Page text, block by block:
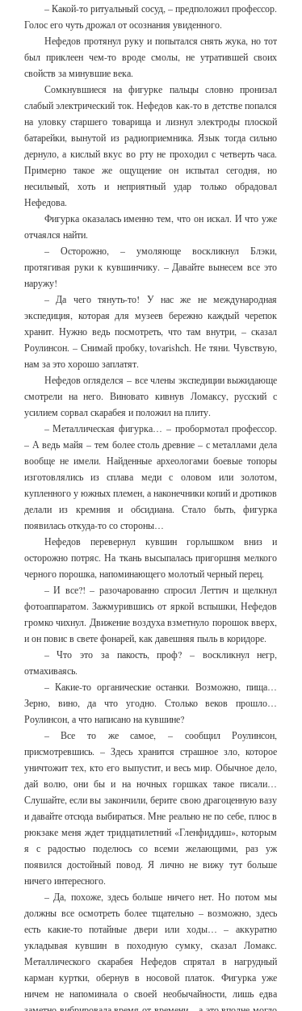
– Какой-то ритуальный сосуд, – предположил профессор.
Голос его чуть дрожал от осознания увиденного.
Нефедов протянул руку и попытался снять жука, но тот
был приклеен чем-то вроде смолы, не утратившей своих
свойств за минувшие века.
Сомкнувшиеся на фигурке пальцы словно пронизал
слабый электрический ток. Нефедов как-то в детстве попался
на уловку старшего товарища и лизнул электроды плоской
батарейки, вынутой из радиоприемника. Язык тогда сильно
дернуло, а кислый вкус во рту не проходил с четверть часа.
Примерно такое же ощущение он испытал сегодня, но
несильный, хоть и неприятный удар только обрадовал
Нефедова.
Фигурка оказалась именно тем, что он искал. И что уже
отчаялся найти.
– Осторожно, – умоляюще воскликнул Блэки,
протягивая руки к кувшинчику. – Давайте вынесем все это
наружу!
– Да чего тянуть-то! У нас же не международная
экспедиция, которая для музеев бережно каждый черепок
хранит. Нужно ведь посмотреть, что там внутри, – сказал
Роулинсон. – Снимай пробку, tovarishch. Не тяни. Чувствую,
нам за это хорошо заплатят.
Нефедов огляделся – все члены экспедиции выжидающе
смотрели на него. Виновато кивнув Ломаксу, русский с
усилием сорвал скарабея и положил на плиту.
– Металлическая фигурка… – пробормотал профессор.
– А ведь майя – тем более столь древние – с металлами дела
вообще не имели. Найденные археологами боевые топоры
изготовлялись из сплава меди с оловом или золотом,
купленного у южных племен, а наконечники копий и дротиков
делали из кремния и обсидиана. Стало быть, фигурка
появилась откуда-то со стороны…
Нефедов перевернул кувшин горлышком вниз и
осторожно потряс. На ткань высыпалась пригоршня мелкого
черного порошка, напоминающего молотый черный перец.
– И все?! – разочарованно спросил Леттич и щелкнул
фотоаппаратом. Зажмурившись от яркой вспышки, Нефедов
громко чихнул. Движение воздуха взметнуло порошок вверх,
и он повис в свете фонарей, как давешняя пыль в коридоре.
– Что это за пакость, проф? – воскликнул негр,
отмахиваясь.
– Какие-то органические останки. Возможно, пища…
Зерно, вино, да что угодно. Столько веков прошло…
Роулинсон, а что написано на кувшине?
– Все то же самое, – сообщил Роулинсон,
присмотревшись. – Здесь хранится страшное зло, которое
уничтожит тех, кто его выпустит, и весь мир. Обычное дело,
дай волю, они бы и на ночных горшках такое писали…
Слушайте, если вы закончили, берите свою драгоценную вазу
и давайте отсюда выбираться. Мне реально не по себе, плюс в
рюкзаке меня ждет тридцатилетний «Гленфиддиш», которым
я с радостью поделюсь со всеми желающими, раз уж
появился достойный повод. Я лично не вижу тут больше
ничего интересного.
– Да, похоже, здесь больше ничего нет. Но потом мы
должны все осмотреть более тщательно – возможно, здесь
есть какие-то потайные двери или ходы… – аккуратно
укладывая кувшин в походную сумку, сказал Ломакс.
Металлического скарабея Нефедов спрятал в нагрудный
карман куртки, обернув в носовой платок. Фигурка уже
ничем не напоминала о своей необычайности, лишь едва